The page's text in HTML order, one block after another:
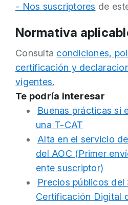
- Nos suscriptores de
Normativa
Consulta condiciones,
certificación y
vigentes.
Te podría interesar
Buenas prácticas si
una T-CAT
Alta en el servicio
del AOC (Primer
ente suscriptor)
Precios públicos
Certificación Digital